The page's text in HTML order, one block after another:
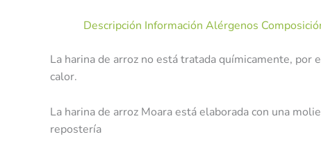
Descripción Información Alérgenos
La harina de arroz no está tratada químicamente,
calor.
La harina de arroz Moara está elaborada con una
repostería